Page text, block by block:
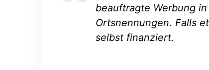
beauftragte Werbung
Ortsnennungen. Falls
selbst finanziert.